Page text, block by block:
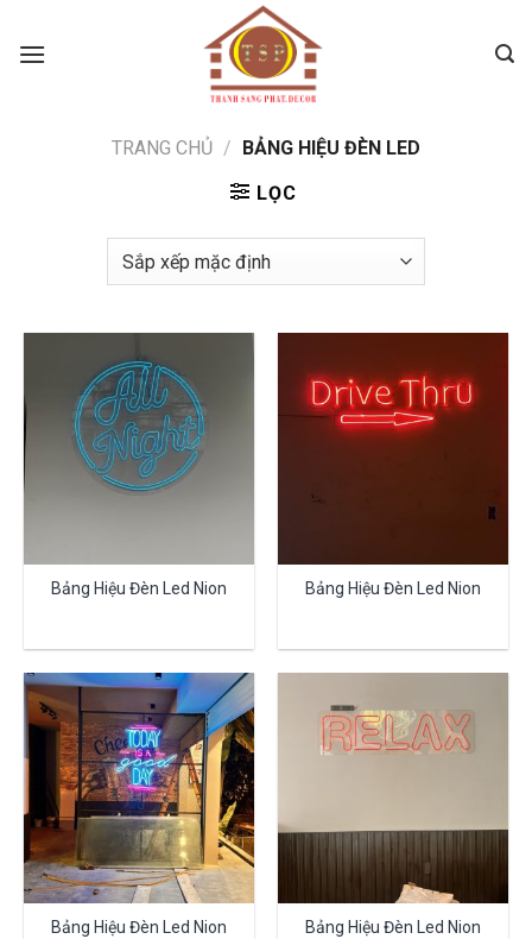
TRANG CHỦ / BẢNG HIỆU ĐÈN LED
LỌC
Bảng Hiệu Đèn Led Nion Bảng Hiệu Đèn Led Nion
Bảng Hiệu Đèn Led Nion Bảng Hiệu Đèn Led Nion